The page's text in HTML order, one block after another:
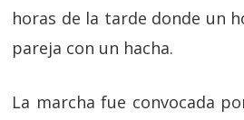
horas de la tarde donde un
pareja con un hacha.
La marcha fue convocada